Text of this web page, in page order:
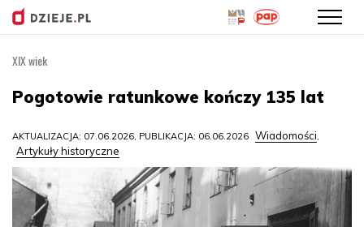
treści
XIX wiek
Pogotowie ratunkowe kończy 135 lat
AKTUALIZACJA: 07.06.2026, PUBLIKACJA: 06.06.2026 Wiadomości,
Artykuły historyczne